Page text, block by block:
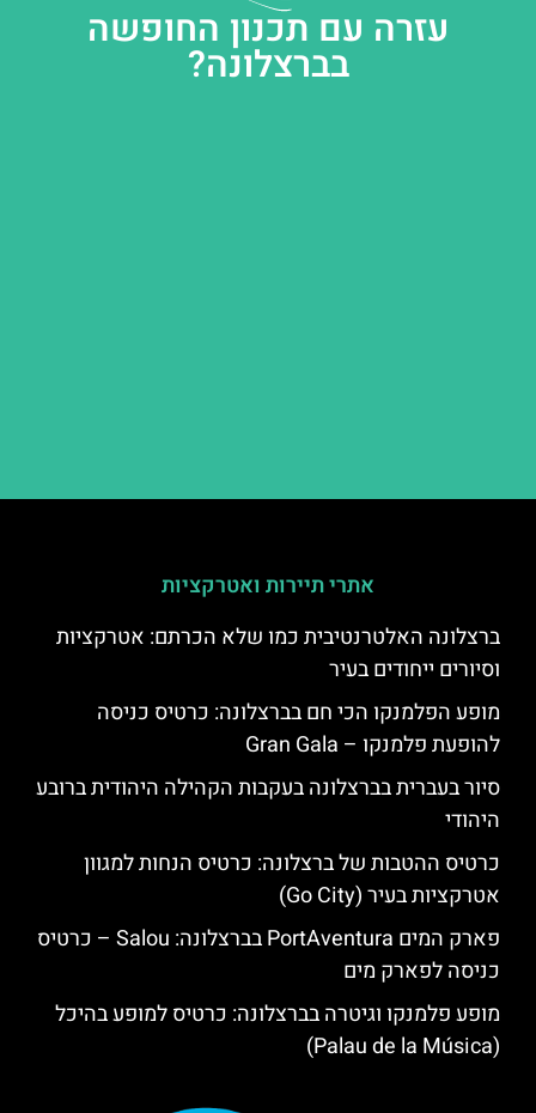
עזרה עם תכנון החופשה
בברצלונה?
אתרי תיירות ואטרקציות
ברצלונה האלטרנטיבית כמו שלא הכרתם: אטרקציות
וסיורים ייחודים בעיר
מופע הפלמנקו הכי חם בברצלונה: כרטיס כניסה
להופעת פלמנקו – Gran Gala
סיור בעברית בברצלונה בעקבות הקהילה היהודית ברובע
היהודי
כרטיס ההטבות של ברצלונה: כרטיס הנחות למגוון
אטרקציות בעיר (Go City)
פארק המים PortAventura בברצלונה: Salou – כרטיס
כניסה לפארק מים
מופע פלמנקו וגיטרה בברצלונה: כרטיס למופע בהיכל
(Palau de la Música)